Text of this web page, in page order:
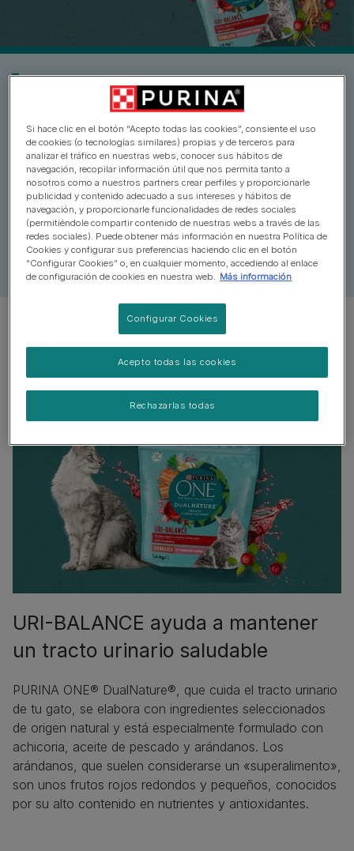
DESCUBRE LA RIQUEZA DE LA
NATURALEZA
Con la alimentación experta de PURINA ONE®
DualNature®, DESCUBRIRÁS LA RIQUEZA DE LA
NATURALEZA gracias a los ingredientes naturales
seleccionados que cuidan a diario del bienestar
general de tu gato. Nuestra primera gama que limita
las emisiones de carbono nos permite reducir la
huella de carbono y dar pasos hacia un futuro mejor.
Descubre las distintas
URI-BALANCE ayuda a mantener
un tracto urinario saludable
PURINA ONE® DualNature®, que cuida el tracto urinario
de tu gato, se elabora con ingredientes seleccionados
de origen natural y está especialmente formulado con
achicoria, aceite de pescado y arándanos. Los
arándanos, que suelen considerarse un «superalimento»,
son unos frutos rojos redondos y pequeños, conocidos
por su alto contenido en nutrientes y antioxidantes.
Si hace clic en el botón “Acepto todas las cookies”, consiente el uso
de cookies (o tecnologías similares) propias y de terceros para
analizar el tráfico en nuestras webs, conocer sus hábitos de
navegación, recopilar información útil que nos permita tanto a
nosotros como a nuestros partners crear perfiles y proporcionarle
publicidad y contenido adecuado a sus intereses y hábitos de
navegación, y proporcionarle funcionalidades de redes sociales
(permitiéndole compartir contenido de nuestras webs a través de las
redes sociales). Puede obtener más información en nuestra Política de
Cookies y configurar sus preferencias haciendo clic en el botón
“Configurar Cookies” o, en cualquier momento, accediendo al enlace
de configuración de cookies en nuestra web. Más información
Configurar Cookies
Rechazarlas todas
Acepto todas las cookies